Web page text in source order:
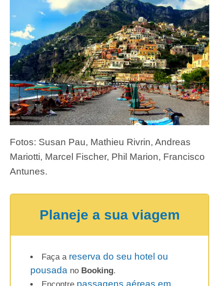
Fotos: Susan Pau, Mathieu Rivrin, Andreas
Mariotti, Marcel Fischer, Phil Marion, Francisco
Antunes.
Planeje a sua viagem
Faça a reserva do seu hotel ou
pousada no Booking.
passagens aéreas em